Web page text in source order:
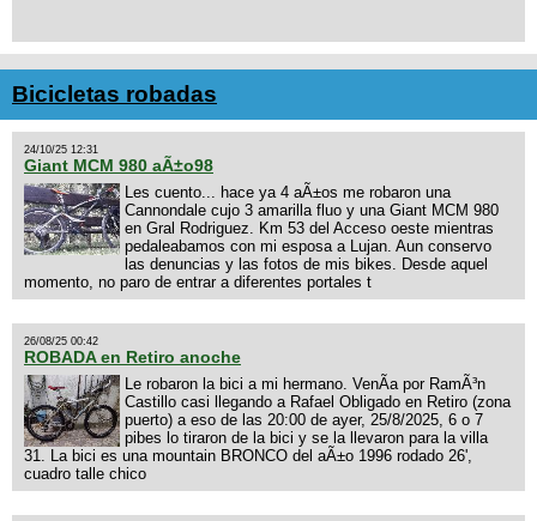
Bicicletas robadas
24/10/25 12:31
Giant MCM 980 aÃ±o98
Les cuento... hace ya 4 aÃ±os me robaron una
Cannondale cujo 3 amarilla fluo y una Giant MCM 980
en Gral Rodriguez. Km 53 del Acceso oeste mientras
pedaleabamos con mi esposa a Lujan. Aun conservo
las denuncias y las fotos de mis bikes. Desde aquel
momento, no paro de entrar a diferentes portales t
26/08/25 00:42
ROBADA en Retiro anoche
Le robaron la bici a mi hermano. VenÃ­a por RamÃ³n
Castillo casi llegando a Rafael Obligado en Retiro (zona
puerto) a eso de las 20:00 de ayer, 25/8/2025, 6 o 7
pibes lo tiraron de la bici y se la llevaron para la villa
31. La bici es una mountain BRONCO del aÃ±o 1996 rodado 26',
cuadro talle chico